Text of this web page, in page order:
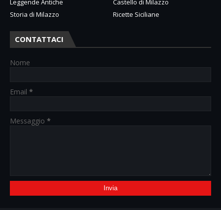
Leggende Antiche
Castello di Milazzo
Storia di Milazzo
Ricette Siciliane
CONTATTACI
Nome
Email *
Messaggio *